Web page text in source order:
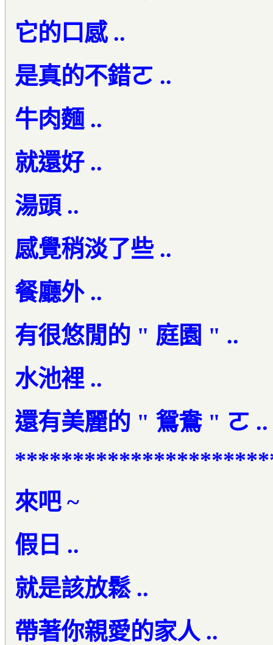
它的口感 ..
是真的不錯ㄛ ..
牛肉麵 ..
就還好 ..
湯頭 ..
感覺稍淡了些 ..
餐廳外 ..
有很悠閒的 " 庭園 " ..
水池裡 ..
還有美麗的 " 鴛鴦 " ㄛ ..
來吧 ~
假日 ..
就是該放鬆 ..
帶著你親愛的家人 ..